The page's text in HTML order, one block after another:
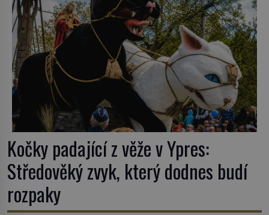
Kočky padající z věže v Ypres:
Středověký zvyk, který dodnes budí
rozpaky